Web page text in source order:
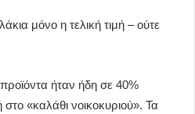
μόνο η τελική τιμή – ούτε
ήταν ήδη σε 40%
«καλάθι νοικοκυριού». Τα